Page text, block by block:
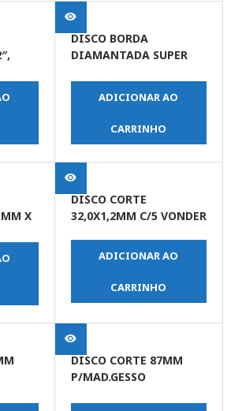
DISCO BORDA
DIAMANTADA SUPER
3/4″ SP01ADICIONAR AO
CARRINHO
X
DISCO CORTE
32,0X1,2MM C/5 VONDER
ADICIONAR AO
CARRINHO
DISCO CORTE 87MM
P/MAD.GESSO